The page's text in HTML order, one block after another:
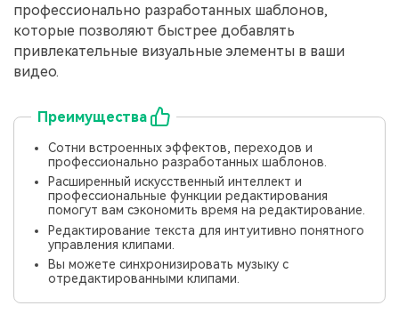
профессионально разработанных шаблонов,
которые позволяют быстрее добавлять
привлекательные визуальные элементы в ваши
видео.
Преимущества
Сотни встроенных эффектов, переходов и
профессионально разработанных шаблонов.
Расширенный искусственный интеллект и
профессиональные функции редактирования
помогут вам сэкономить время на редактирование.
Редактирование текста для интуитивно понятного
управления клипами.
Вы можете синхронизировать музыку с
отредактированными клипами.